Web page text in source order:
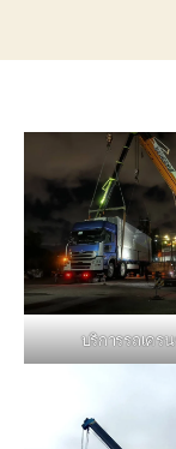
บริการรถเคร